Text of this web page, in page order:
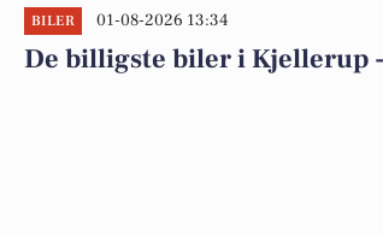
BILER 01-08-2026 13:34
De billigste biler i Kjellerup